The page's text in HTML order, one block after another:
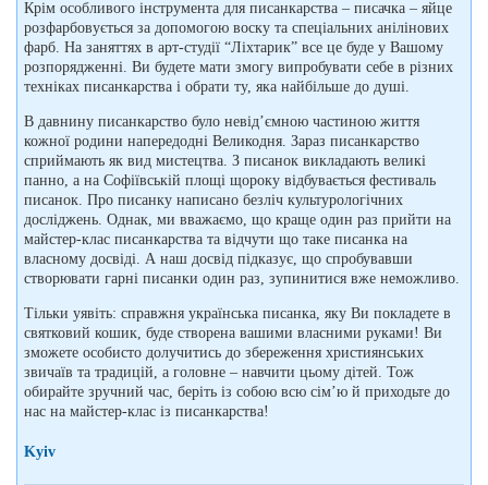
Крім особливого інструмента для писанкарства – писачка – яйце
розфарбовується за допомогою воску та спеціальних анілінових
фарб. На заняттях в арт-студії “Ліхтарик” все це буде у Вашому
розпорядженні. Ви будете мати змогу випробувати себе в різних
техніках писанкарства і обрати ту, яка найбільше до душі.
В давнину писанкарство було невід’ємною частиною життя
кожної родини напередодні Великодня. Зараз писанкарство
сприймають як вид мистецтва. З писанок викладають великі
панно, а на Софіївській площі щороку відбувається фестиваль
писанок. Про писанку написано безліч культурологічних
досліджень. Однак, ми вважаємо, що краще один раз прийти на
майстер-клас писанкарства та відчути що таке писанка на
власному досвіді. А наш досвід підказує, що спробувавши
створювати гарні писанки один раз, зупинитися вже неможливо.
Тільки уявіть: справжня українська писанка, яку Ви покладете в
святковий кошик, буде створена вашими власними руками! Ви
зможете особисто долучитись до збереження християнських
звичаїв та традицій, а головне – навчити цьому дітей. Тож
обирайте зручний час, беріть із собою всю сім’ю й приходьте до
нас на майстер-клас із писанкарства!
Kyiv